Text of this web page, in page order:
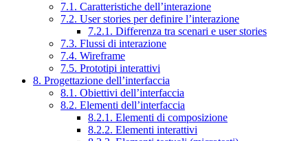
7.1. Caratteristiche dell’interazione
7.2. User stories per definire l’interazione
7.2.1. Differenza tra scenari e user stories
7.3. Flussi di interazione
7.4. Wireframe
7.5. Prototipi interattivi
8. Progettazione dell’interfaccia
8.1. Obiettivi dell’interfaccia
8.2. Elementi dell’interfaccia
8.2.1. Elementi di composizione
8.2.2. Elementi interattivi